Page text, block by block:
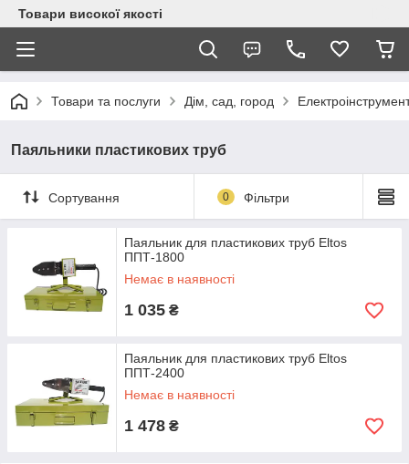
Товари високої якості
Товари та послуги Дім, сад, город
Паяльники пластикових труб
Сортування 0 Фільтри
Паяльник для пластикових труб Eltos
ППТ-1800
Немає в наявності
1 035 ₴
Паяльник для пластикових труб Eltos
ППТ-2400
Немає в наявності
1 478 ₴